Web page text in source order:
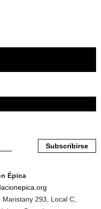
Épica
Maristany 293, Local C,